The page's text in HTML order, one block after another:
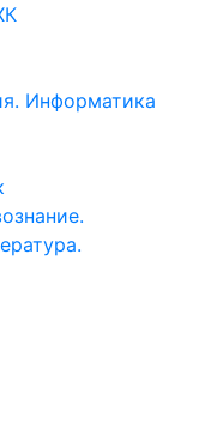
Информатика